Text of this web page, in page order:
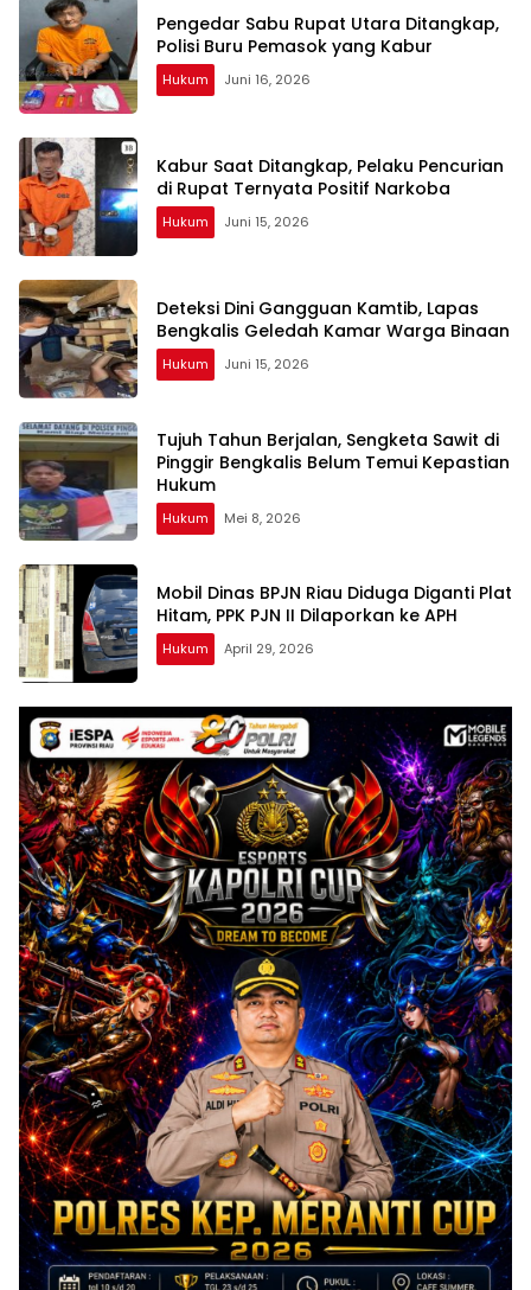
Pengedar Sabu Rupat Utara Ditangkap,
Polisi Buru Pemasok yang Kabur
Hukum Juni 16, 2026
Kabur Saat Ditangkap, Pelaku Pencurian
di Rupat Ternyata Positif Narkoba
Hukum Juni 15, 2026
Deteksi Dini Gangguan Kamtib, Lapas
Bengkalis Geledah Kamar Warga Binaan
Hukum Juni 15, 2026
Tujuh Tahun Berjalan, Sengketa Sawit di
Pinggir Bengkalis Belum Temui Kepastian
Hukum
Hukum Mei 8, 2026
Mobil Dinas BPJN Riau Diduga Diganti Plat
Hitam, PPK PJN II Dilaporkan ke APH
Hukum April 29, 2026